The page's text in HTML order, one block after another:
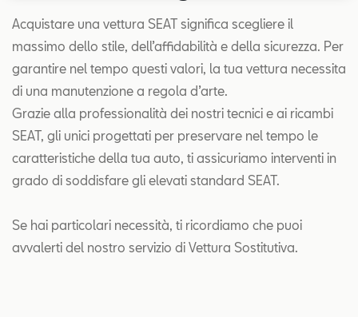
Acquistare una vettura SEAT significa scegliere il
massimo dello stile, dell’affidabilità e della sicurezza. Per
garantire nel tempo questi valori, la tua vettura necessita
di una manutenzione a regola d’arte.
Grazie alla professionalità dei nostri tecnici e ai ricambi
SEAT, gli unici progettati per preservare nel tempo le
caratteristiche della tua auto, ti assicuriamo interventi in
grado di soddisfare gli elevati standard SEAT.
Se hai particolari necessità, ti ricordiamo che puoi
avvalerti del nostro servizio di Vettura Sostitutiva.